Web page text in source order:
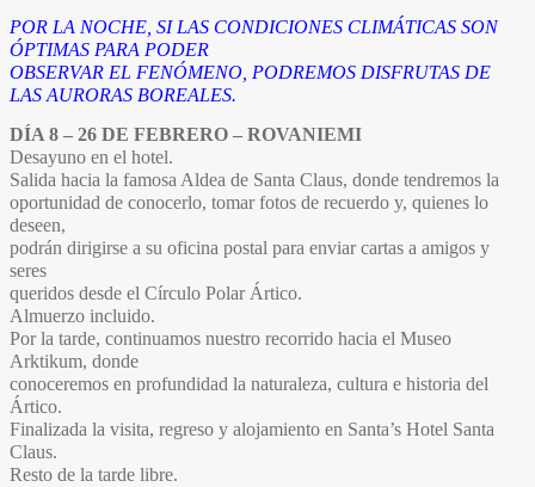
POR LA NOCHE, SI LAS CONDICIONES CLIMÁTICAS SON
ÓPTIMAS PARA PODER
OBSERVAR EL FENÓMENO, PODREMOS DISFRUTAS DE
LAS AURORAS BOREALES.
DÍA 8 – 26 DE FEBRERO – ROVANIEMI
Desayuno en el hotel.
Salida hacia la famosa Aldea de Santa Claus, donde tendremos la
oportunidad de conocerlo, tomar fotos de recuerdo y, quienes lo
deseen,
podrán dirigirse a su oficina postal para enviar cartas a amigos y
seres
queridos desde el Círculo Polar Ártico.
Almuerzo incluido.
Por la tarde, continuamos nuestro recorrido hacia el Museo
Arktikum, donde
conoceremos en profundidad la naturaleza, cultura e historia del
Ártico.
Finalizada la visita, regreso y alojamiento en Santa’s Hotel Santa
Claus.
Resto de la tarde libre.